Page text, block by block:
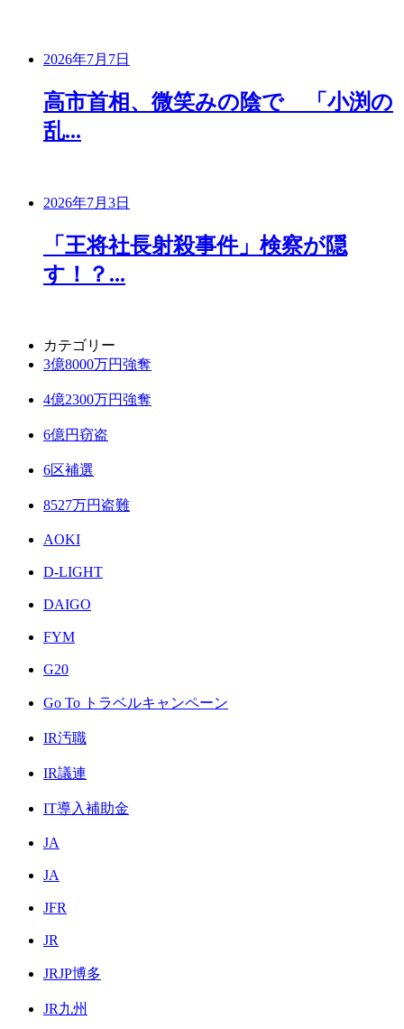
2026年7月7日
高市首相、微笑みの陰で 「小渕の
乱...
2026年7月3日
「王将社長射殺事件」検察が隠
す！？...
カテゴリー
3億8000万円強奪
4億2300万円強奪
6億円窃盗
6区補選
8527万円盗難
AOKI
D-LIGHT
DAIGO
FYM
G20
Go To トラベルキャンペーン
IR汚職
IR議連
IT導入補助金
JA
JA
JFR
JR
JRJP博多
JR九州